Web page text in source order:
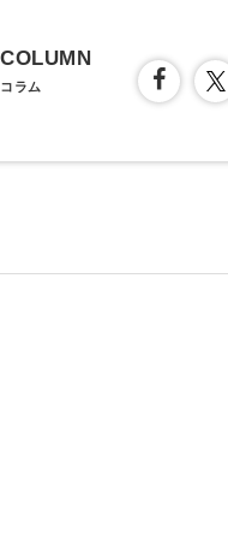
COLUMN
コラム